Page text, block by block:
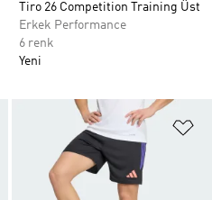
Tiro 26 Competition Training Üst
Erkek Performance
6 renk
Yeni
Favori Listesine Ekle